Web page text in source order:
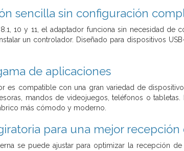
sencilla sin configuración
10 y 11, el adaptador funciona sin necesidad
un controlador. Diseñado para dispositivos
de aplicaciones
es compatible con una gran variedad de
mandos de videojuegos, teléfonos o
más cómodo y moderno.
para una mejor recepción
se puede ajustar para optimizar la recepción